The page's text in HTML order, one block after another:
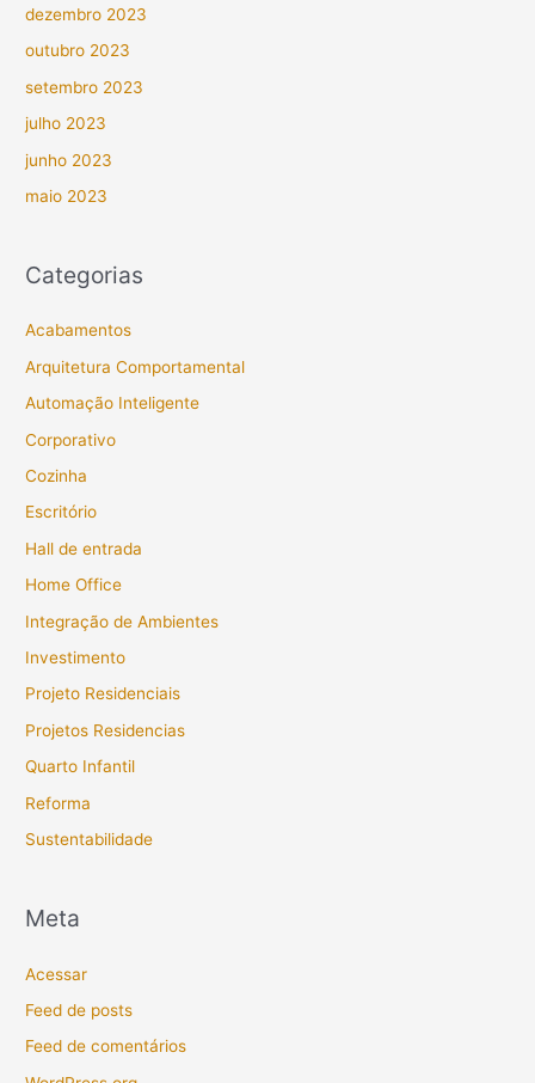
dezembro 2023
outubro 2023
setembro 2023
julho 2023
junho 2023
maio 2023
Categorias
Acabamentos
Arquitetura Comportamental
Automação Inteligente
Corporativo
Cozinha
Escritório
Hall de entrada
Home Office
Integração de Ambientes
Investimento
Projeto Residenciais
Projetos Residencias
Quarto Infantil
Reforma
Sustentabilidade
Meta
Acessar
Feed de posts
Feed de comentários